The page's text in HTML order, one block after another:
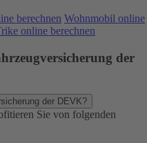
berechnen Wohnmobil online
online berechnen
der
der DEVK?
Sie von folgenden